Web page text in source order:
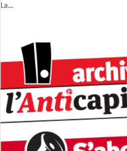
La…